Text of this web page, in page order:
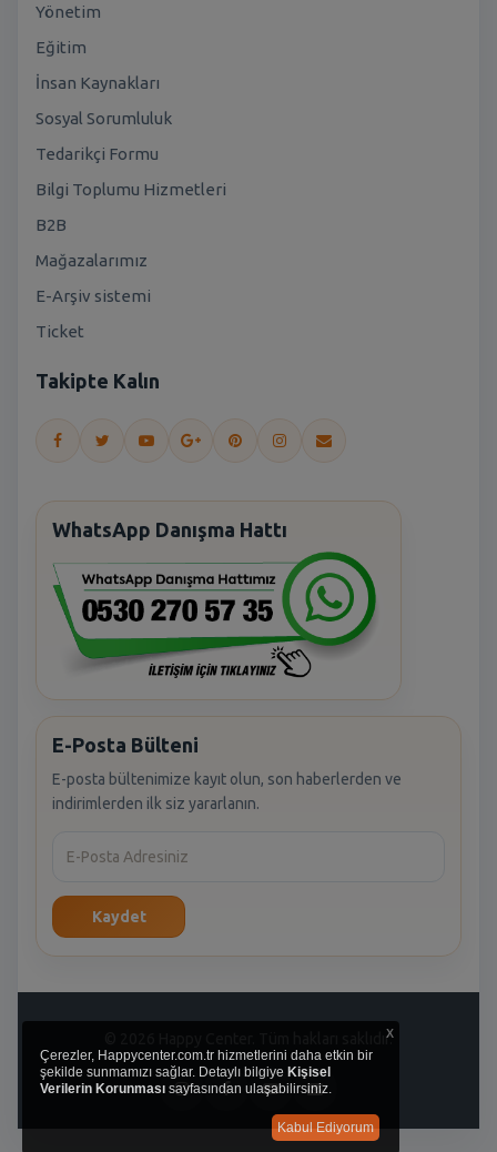
Yönetim
Eğitim
İnsan Kaynakları
Sosyal Sorumluluk
Tedarikçi Formu
Bilgi Toplumu Hizmetleri
B2B
Mağazalarımız
E-Arşiv sistemi
Ticket
Takipte Kalın
WhatsApp Danışma Hattı
E-Posta Bülteni
E-posta bültenimize kayıt olun, son haberlerden ve
indirimlerden ilk siz yararlanın.
Kaydet
© 2026 Happy Center. Tüm hakları saklıdır.
x
Çerezler, Happycenter.com.tr hizmetlerini daha etkin bir
şekilde sunmamızı sağlar. Detaylı bilgiye Kişisel
Verilerin Korunması sayfasından ulaşabilirsiniz.
Kabul Ediyorum